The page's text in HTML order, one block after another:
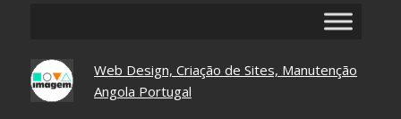
Web Design, Criação de Sites, Manutenção
Angola Portugal